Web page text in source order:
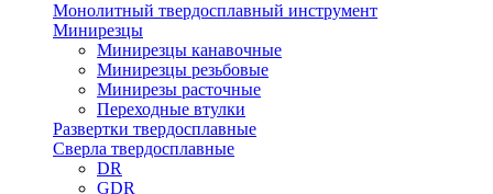
Монолитный твердосплавный инструмент
Минирезцы
Минирезцы канавочные
Минирезцы резьбовые
Минирезы расточные
Переходные втулки
Развертки твердосплавные
Сверла твердосплавные
DR
GDR